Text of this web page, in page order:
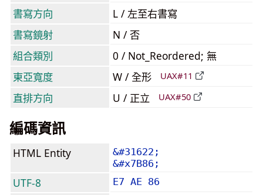
書寫方向
L / 左至右書寫
書寫鏡射
N / 否
組合類別
0 / Not_Reordered; 無
東亞寬度
W / 全形 UAX#11
直排方向 U / 正立 UAX#50
編碼資訊
HTML Entity
&#31622;
&#x7B86;
UTF-8 E7 AE 86